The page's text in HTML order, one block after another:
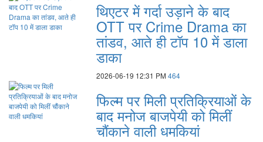
थिएटर में गर्दा उड़ाने के बाद
OTT पर Crime Drama का
तांडव, आते ही टॉप 10 में डाला
डाका
2026-06-19 12:31 PM 464
फिल्म पर मिली प्रतिक्रियाओं के
बाद मनोज बाजपेयी को मिलीं
चौंकाने वाली धमकियां